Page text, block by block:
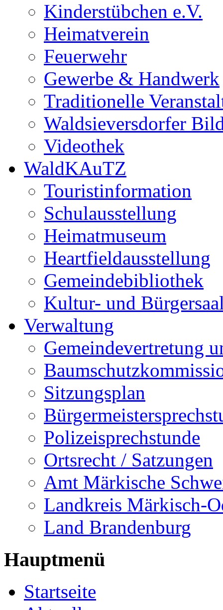
Kinderstübchen e.V.
Heimatverein
Feuerwehr
Gewerbe & Handwerk
Traditionelle
Waldsieversdorfer
Videothek
WaldKAuTZ
Touristinformation
Schulausstellung
Heimatmuseum
Heartfieldausstellung
Gemeindebibliothek
Kultur- und
Verwaltung
Gemeindevertretung
Sitzungsplan
Polizeisprechstunde
Ortsrecht / Satzungen
Amt Märkische
Landkreis Märkisch-
Land Brandenburg
Hauptmenü
Startseite